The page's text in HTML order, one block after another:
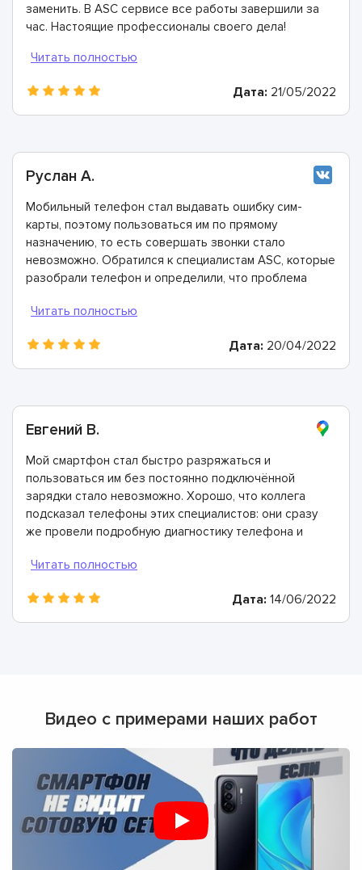
заменить. В ASC сервисе все работы завершили за
час. Настоящие профессионалы своего дела!
Дата: 21/05/2022
Руслан А.
Мобильный телефон стал выдавать ошибку сим-
карты, поэтому пользоваться им по прямому
назначению, то есть совершать звонки стало
невозможно. Обратился к специалистам ASC, которые
разобрали телефон и определили, что проблема
телефона. Почистили их всего за 20 минут и теперь
Дата: 20/04/2022
Евгений В.
Мой смартфон стал быстро разряжаться и
пользоваться им без постоянно подключённой
зарядки стало невозможно. Хорошо, что коллега
подсказал телефоны этих специалистов: они сразу
же провели подробную диагностику телефона и
ресурс аккумуляторе. Всего через 40 минут он был
отлично!
Дата: 14/06/2022
Видео с примерами наших работ